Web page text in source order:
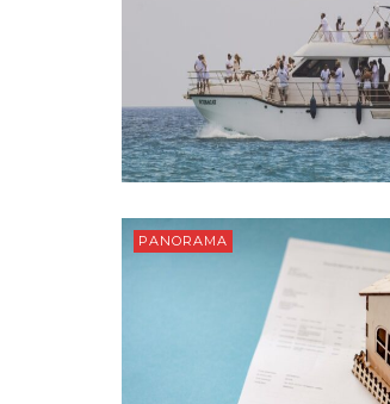
PANORAMA